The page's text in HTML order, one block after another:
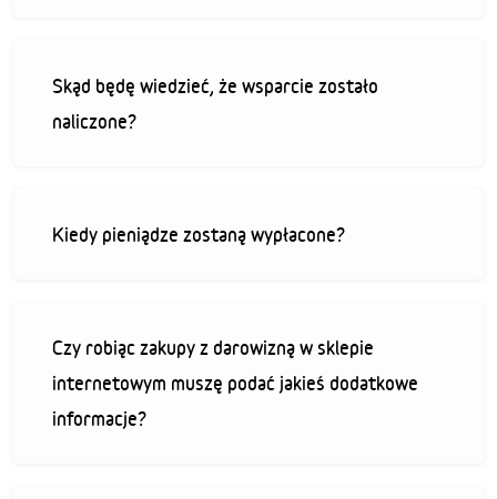
Skąd będę wiedzieć, że wsparcie zostało
naliczone?
Kiedy pieniądze zostaną wypłacone?
Czy robiąc zakupy z darowizną w sklepie
internetowym muszę podać jakieś dodatkowe
informacje?